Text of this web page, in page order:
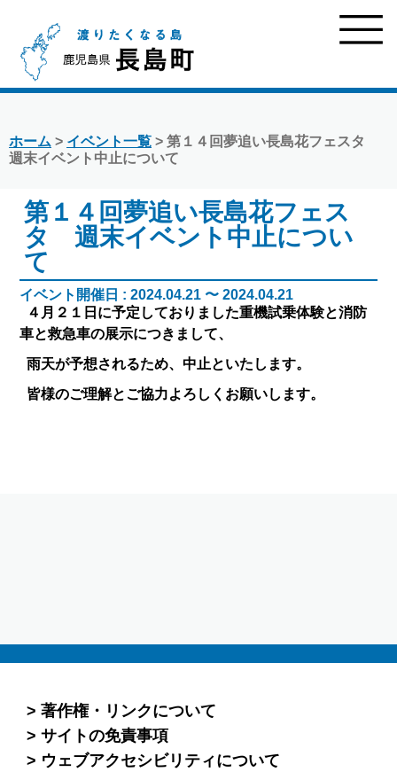
ホーム > イベント一覧 > 第１４回夢追い長島花フェスタ
週末イベント中止について
第１４回夢追い長島花フェス
タ 週末イベント中止につい
て
イベント開催日 : 2024.04.21 〜 2024.04.21
４月２１日に予定しておりました重機試乗体験と消防
車と救急車の展示につきまして、
雨天が予想されるため、中止といたします。
皆様のご理解とご協力よろしくお願いします。
著作権・リンクについて
サイトの免責事項
ウェブアクセシビリティについて